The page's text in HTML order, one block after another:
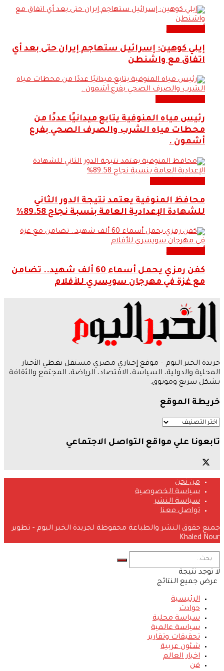
إيلي كوهين: إسرائيل ستهاجم إيران حتى بعد أي
اتفاق مع واشنطن
رئيس مياه المنوفية يتابع ميدانيًا عددًا من
محطات مياه الشرب والصرف الصحي بفرع
أشمون .
محافظ المنوفية يعتمد نتيجة الدور الثاني
للشهادة الإعدادية العامة بنسبة نجاح 89.58%
كفن رمزي يحمل أسماء 60 ألف شهيد.. تضامن
مع غزة في مهرجان سويسري للأفلام
جريدة الخبر اليوم – موقع إخباري مصري مستقل يغطي الأخبار
المحلية والدولية، السياسة، الاقتصاد، الرياضة، المجتمع والثقافة
بشكل سريع وموثوق.
خريطة الموقع
تابعونا علي مواقع التواصل الاجتماعي
من نحن
سياسة الخصوصية
سياسة النشر
تواصل معنا
جميع حقوق النشر والطباعة محفوظة لجريدة الخبر اليوم - تطوير
Khaled Nour
لا توجد نتيجة
عرض جميع النتائج
الرئيسية
حوادث
سياسة محلية
سياسة عالمية
تحقيقات وتقارير
شئون عربية
اخبار العالم
فن